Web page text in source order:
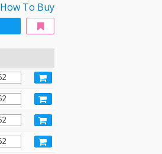
How To Buy